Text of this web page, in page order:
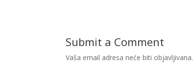
Submit a Comment
Vaša email adresa neće biti objavljivana.